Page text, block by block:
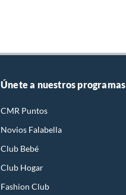
Únete a nuestros programas
CMR Puntos
Novios Falabella
Club Bebé
Club Hogar
Fashion Club